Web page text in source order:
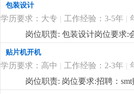
包装设计
学历要求：大专 | 工作经验：3-5年 |
岗位职责: 包装设计岗位要求:
贴片机开机
学历要求：高中 | 工作经验：2-3年 |
岗位职责: 岗位要求:招聘：